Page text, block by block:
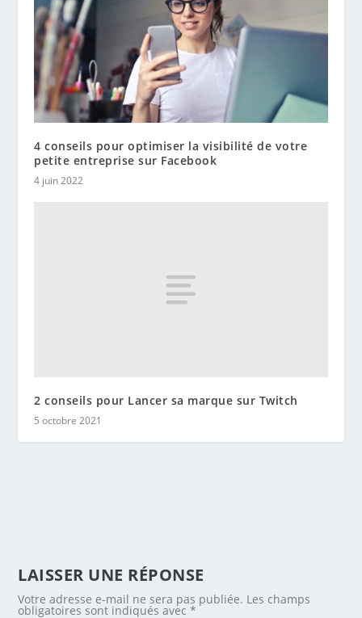
4 conseils pour optimiser la visibilité de votre
petite entreprise sur Facebook
4 juin 2022
2 conseils pour Lancer sa marque sur Twitch
5 octobre 2021
LAISSER UNE RÉPONSE
Votre adresse e-mail ne sera pas publiée. Les champs
obligatoires sont indiqués avec*